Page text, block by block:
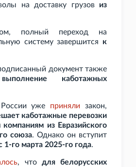
на доставку грузов из
полный переход на
систему завершится к
документ также
выполнение каботажных
уже приняли закон,
каботажные перевозки
из Евразийского
союза. Однако он вступит
1-го марта 2025-го года.
, что для белорусских